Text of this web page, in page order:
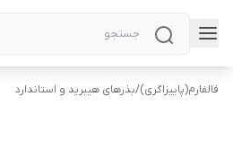
فالفارم(پاییزاگری)/بذرهای هیبرید و استاندارد